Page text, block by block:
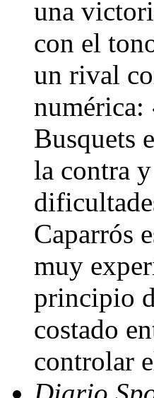
una
con el
un rival
numérica:
Busquets
la contra
Caparrós
muy
principio
costado
controlar